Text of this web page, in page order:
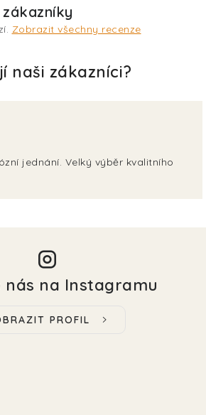
Zobrazit všechny recenze
jednání. Velký výběr kvalitního
nás na Instagramu
PROFIL